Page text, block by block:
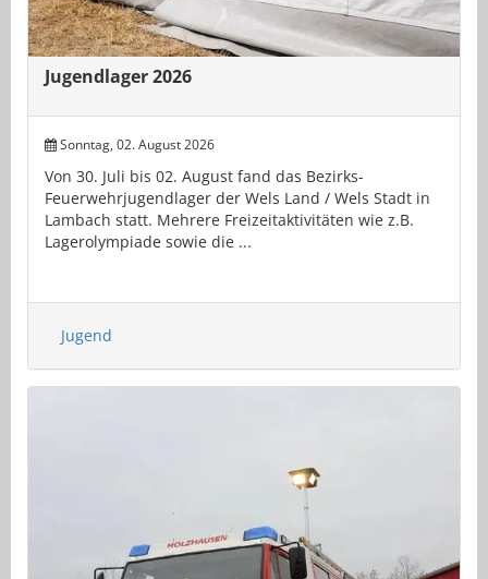
Jugendlager 2026
Sonntag, 02. August 2026
Von 30. Juli bis 02. August fand das Bezirks-
Feuerwehrjugendlager der Wels Land / Wels Stadt in
Lambach statt. Mehrere Freizeitaktivitäten wie z.B.
Lagerolympiade sowie die ...
Jugend